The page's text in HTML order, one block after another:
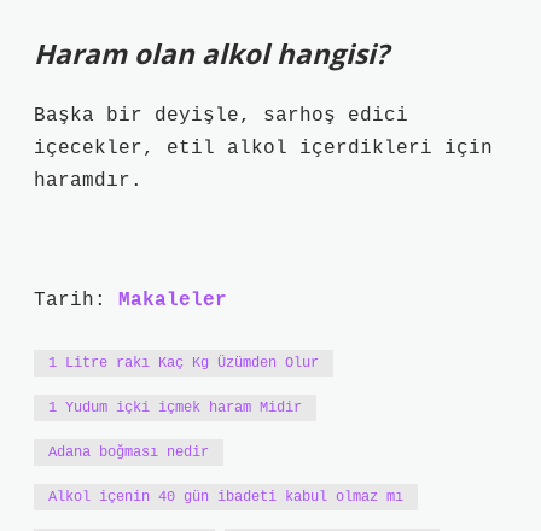
Haram olan alkol hangisi?
Başka bir deyişle, sarhoş edici
içecekler, etil alkol içerdikleri için
haramdır.
Tarih: Makaleler
1 Litre rakı Kaç Kg Üzümden Olur
1 Yudum içki içmek haram Midir
Adana boğması nedir
Alkol içenin 40 gün ibadeti kabul olmaz mı